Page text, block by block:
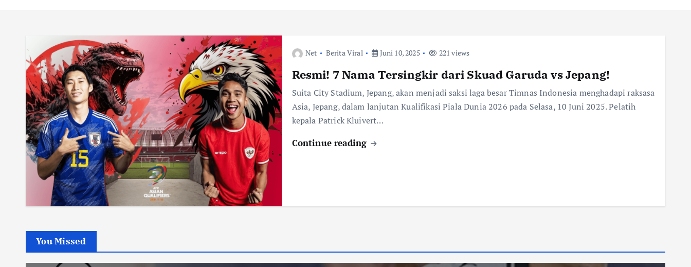
Net Berita Viral Juni 10, 2025 221 views
Resmi! 7 Nama Tersingkir dari Skuad Garuda vs Jepang!
Suita City Stadium, Jepang, akan menjadi saksi laga besar Timnas Indonesia menghadapi raksasa
Asia, Jepang, dalam lanjutan Kualifikasi Piala Dunia 2026 pada Selasa, 10 Juni 2025. Pelatih
kepala Patrick Kluivert…
Continue reading
You Missed